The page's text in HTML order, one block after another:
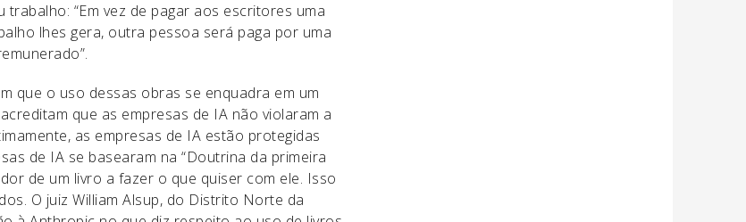
“Em vez de pagar aos escritores uma
lhes gera, outra pessoa será paga por uma
que o uso dessas obras se enquadra em um
que as empresas de IA não violaram a
as empresas de IA estão protegidas
de IA se basearam na “Doutrina da primeira
de um livro a fazer o que quiser com ele. Isso
O juiz William Alsup, do Distrito Norte da